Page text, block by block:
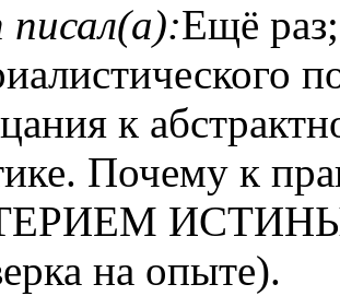
Ещё
к
Почему к
ИСТИНЫ
на опыте).